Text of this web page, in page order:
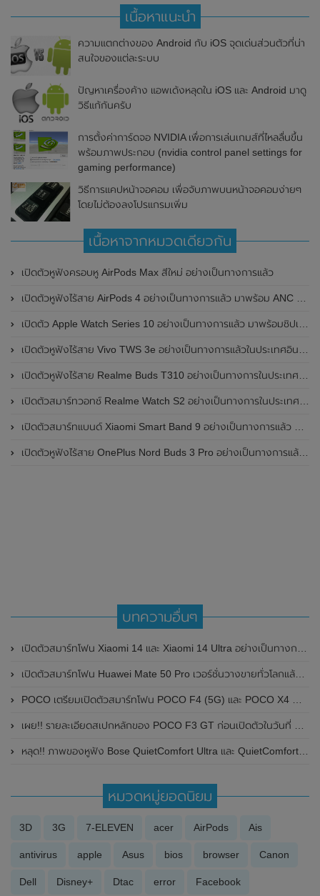
เนื้อหาแนะนำ
ความแตกต่างของ Android กับ iOS จุดเด่นส่วนตัวที่น่า
สนใจของแต่ละระบบ
ปัญหาเครื่องค้าง แอพเด้งหลุดใน iOS และ Android มาดู
วิธีแก้กันครับ
การตั้งค่าการ์ดจอ NVIDIA เพื่อการเล่นเกมส์ที่ไหลลื่นขึ้น
พร้อมภาพประกอบ (nvidia control panel settings for
gaming performance)
วิธีการแคปหน้าจอคอม เพื่อจับภาพบนหน้าจอคอมง่ายๆ
โดยไม่ต้องลงโปรแกรมเพิ่ม
เนื้อหาจากหมวดเดียวกัน
เปิดตัวหูฟังครอบหู AirPods Max สีใหม่ อย่างเป็นทางการแล้ว
เปิดตัวหูฟังไร้สาย AirPods 4 อย่างเป็นทางการแล้ว มาพร้อม ANC และฟีเจอร์ใหม่มากมาย
เปิดตัว Apple Watch Series 10 อย่างเป็นทางการแล้ว มาพร้อมชิปเซ็ตรุ่น S10
เปิดตัวหูฟังไร้สาย Vivo TWS 3e อย่างเป็นทางการแล้วในประเทศอินเดีย มาพร้อมระบบตัดเสียงรบกวน ANC ที่ 30dB , ป้องกันฝุ่นและกันน้ำที่ระดับ IP54 , แบตเตอรี่สามารถใช้งานนานสูงสุด 36 ชั่วโมง
เปิดตัวหูฟังไร้สาย Realme Buds T310 อย่างเป็นทางการในประเทศอินเดีย มาพร้อมระบบตัดเสียงรบกวน ANC สูงสุด 46dB , เสียงรอบทิศทาง 360 องศา , แบตเตอรี่สามารถใช้งานได้นานสูงสุด 40 ชั่วโมง
เปิดตัวสมาร์ทวอทช์ Realme Watch S2 อย่างเป็นทางการในประเทศอินเดีย มาพร้อมตัวเรือนสแตนเลสสตีล , หน้าจอแสดงผล AMOLED ขนาด 1.43 นิ้ว , แบตเตอรี่ขนาดใหญ่ใช้งานได้นาน 20 วัน และรองรับคำสั่งเสียง Super AI Engine ที่ขับเคลื่อนโดย ChatGPT
เปิดตัวสมาร์ทแบนด์ Xiaomi Smart Band 9 อย่างเป็นทางการแล้ว มาพร้อมหน้าจอ AMOLED ขนาด 1.62 นิ้ว , ตัวเรือนเป็นโลหะ และแบตเตอรี่สุดอึดสามารถใช้งานได้นานถึง 21 วัน
เปิดตัวหูฟังไร้สาย OnePlus Nord Buds 3 Pro อย่างเป็นทางการแล้ว มาพร้อมระบบตัดเสียงรบกวน (ANC) สามารถลดเสียงรบกวนได้ 49dB และแบตเตอรี่สุดอึดใช้งานได้นานสูงสุดถึง 44 ชั่วโมง
บทความอื่นๆ
เปิดตัวสมาร์ทโฟน Xiaomi 14 และ Xiaomi 14 Ultra อย่างเป็นทางการแล้วในประเทศไทย ในราคาเริ่มต้นที่ 29,990 บาท
เปิดตัวสมาร์ทโฟน Huawei Mate 50 Pro เวอร์ชั่นวางขายทั่วโลกแล้วที่ยุโรป มาพร้อมกล้องเทคโนโลยี XMAGE แบบปรับรูรับแสงได้
POCO เตรียมเปิดตัวสมาร์ทโฟน POCO F4 (5G) และ POCO X4 GT อย่างเป็นทางการทั่วโลก ในวันที่ 23 มิถุนายน 2022 นี้
เผย!! รายละเอียดสเปกหลักของ POCO F3 GT ก่อนเปิดตัวในวันที่ 23 กรกฎาคม 2021 นี้ ที่ประเทศอินเดีย
หลุด!! ภาพของหูฟัง Bose QuietComfort Ultra และ QuietComfort Ultra Earbuds พร้อมเผยรายละเอียดสเปกบางส่วนก่อนเปิดตัวในเร็วๆนี้
หมวดหมู่ยอดนิยม
3D 3G 7-ELEVEN acer AirPods Ais
antivirus apple Asus bios browser Canon
Dell Disney+ Dtac error Facebook